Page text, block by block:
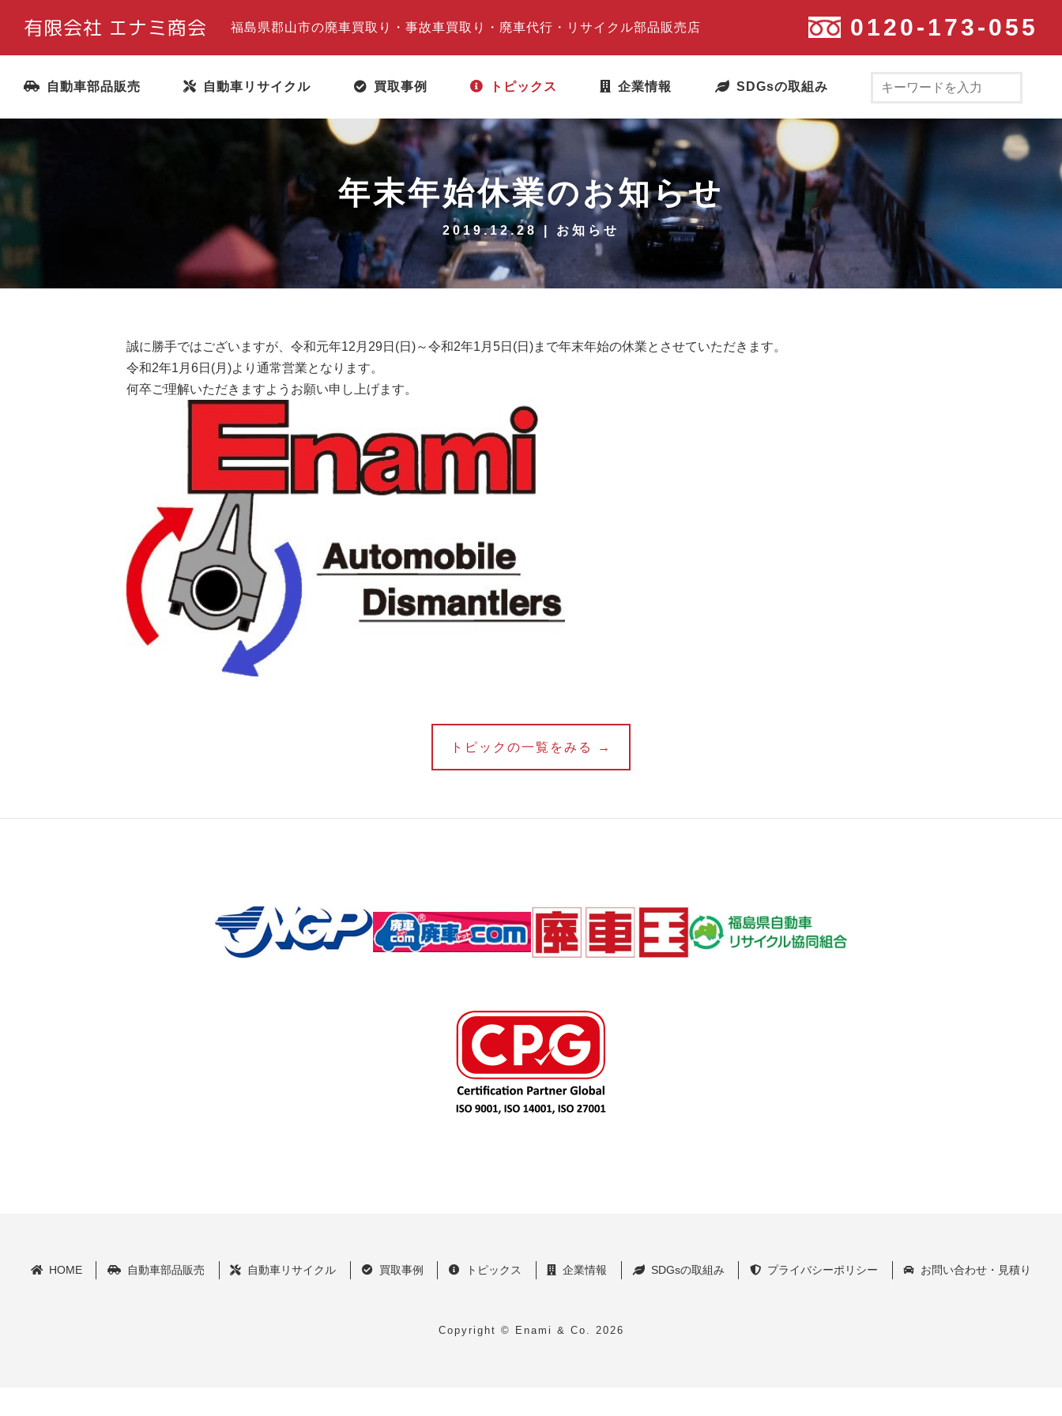
有限会社 エナミ商会 福島県郡山市の廃車買取り・事故車買取り・廃車代行・リサイクル部品販売店 0120-173-055
自動車部品販売 自動車リサイクル 買取事例 トピックス 企業情報 SDGsの取組み
年末年始休業のお知らせ
2019.12.28 | お知らせ
誠に勝手ではございますが、令和元年12月29日(日)～令和2年1月5日(日)まで年末年始の休業とさせていただきます。
令和2年1月6日(月)より通常営業となります。
何卒ご理解いただきますようお願い申し上げます。
トピックの一覧をみる →
HOME 自動車部品販売 自動車リサイクル 買取事例 トピックス 企業情報 SDGsの取組み プライバシーポリシー お問い合わせ・見積り
Copyright © Enami & Co. 2026